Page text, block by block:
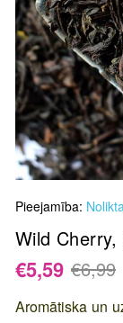
to
the
of
Pieejamība:
Wild
€5,59 €6,99
Aromātiska un